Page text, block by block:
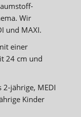
Wir
und MAXI.
einer
24 cm und
jährige, MEDI
Kinder